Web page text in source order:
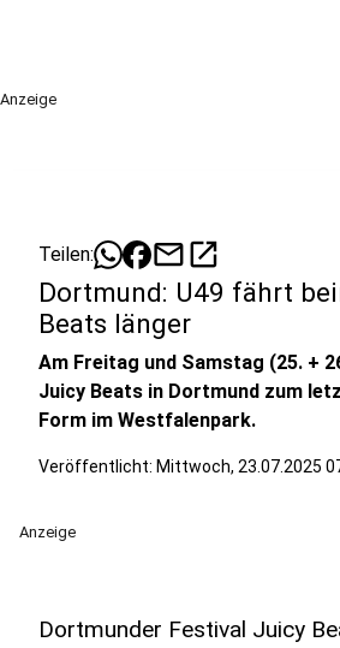
Anzeige
Teilen: mailopen_in_new
Dortmund: U49 fährt
Beats länger
Am Freitag und Samstag (25. +
Juicy Beats in Dortmund zum
Form im Westfalenpark.
Veröffentlicht: Mittwoch, 23.07.2025
Anzeige
Dortmunder Festival Juicy